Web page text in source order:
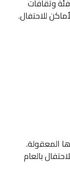
وثقافات
للاحتفال.
المعقولة.
بالعام